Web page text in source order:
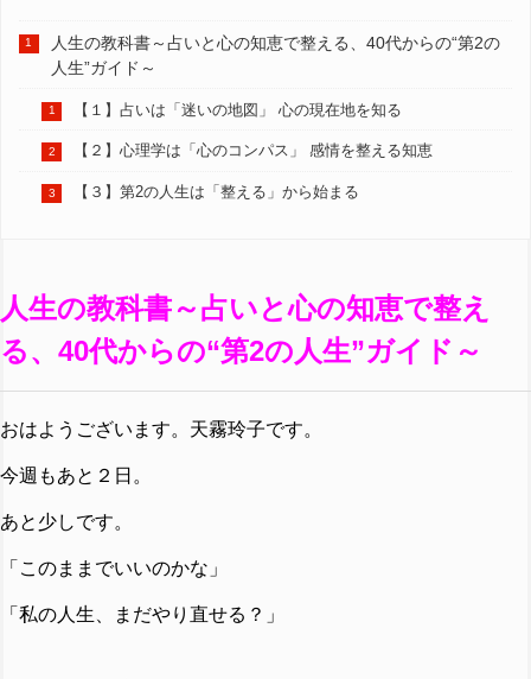
人生の教科書～占いと心の知恵で整える、40代からの“第2の
人生”ガイド～
【１】占いは「迷いの地図」 心の現在地を知る
【２】心理学は「心のコンパス」 感情を整える知恵
【３】第2の人生は「整える」から始まる
人生の教科書～占いと心の知恵で整え
る、40代からの“第2の人生”ガイド～
おはようございます。天霧玲子です。
今週もあと２日。
あと少しです。
「このままでいいのかな」
「私の人生、まだやり直せる？」